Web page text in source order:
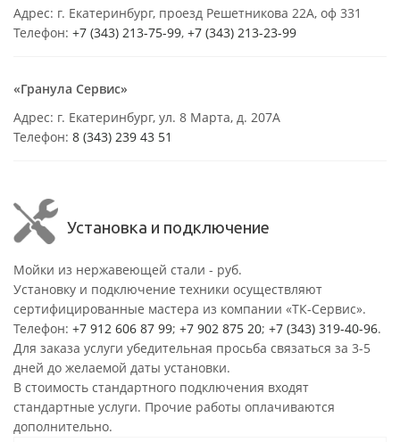
Адрес: г. Екатеринбург, проезд Решетникова 22А, оф 331
Телефон: +7 (343) 213-75-99, +7 (343) 213-23-99
«Гранула Сервис»
Адрес: г. Екатеринбург, ул. 8 Марта, д. 207А
Телефон: 8 (343) 239 43 51
Установка и подключение
Мойки из нержавеющей стали - руб.
Установку и подключение техники осуществляют
сертифицированные мастера из компании «ТК-Сервис».
Телефон: +7 912 606 87 99; +7 902 875 20; +7 (343) 319-40-96.
Для заказа услуги убедительная просьба связаться за 3-5
дней до желаемой даты установки.
В стоимость стандартного подключения входят
стандартные услуги. Прочие работы оплачиваются
дополнительно.